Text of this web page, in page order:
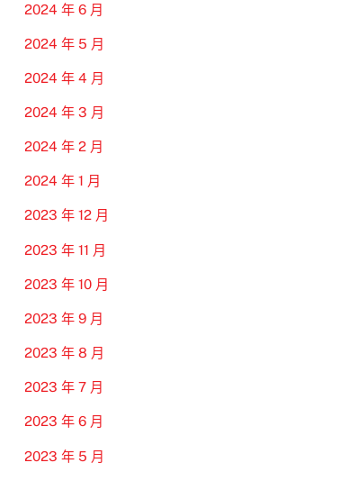
2024 年 6 月
2024 年 5 月
2024 年 4 月
2024 年 3 月
2024 年 2 月
2024 年 1 月
2023 年 12 月
2023 年 11 月
2023 年 10 月
2023 年 9 月
2023 年 8 月
2023 年 7 月
2023 年 6 月
2023 年 5 月